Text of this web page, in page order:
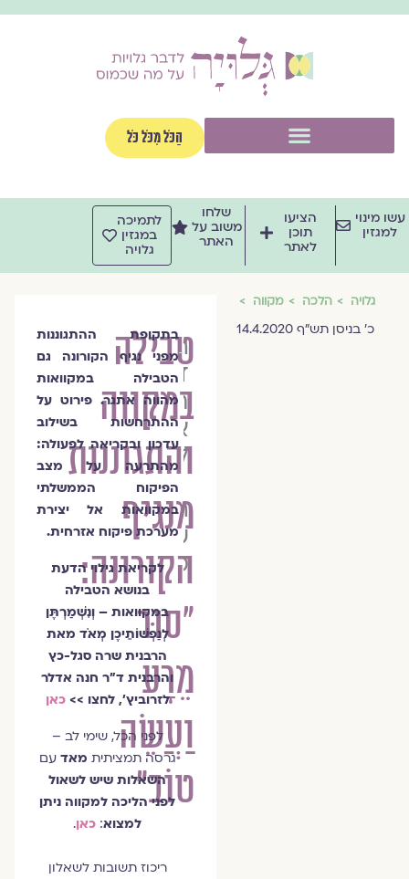
הַכֹּל מִכֹּל כֹּל
מינוי
למגזין
הציעו
תוכן
לאתר
שלחו
משוב על
האתר
לתמיכה
במגזין
גלויה
גלויה הלכה מקווה
כ' בניסן תש"ף 14.4.2020
טבילה
במקווה
והתגוננות
מנגיף
הקורונה:
"סוּר
מֵרָע
וַעֲשֵׂה
טוֹב"
הרבנית
ד״ר
חנה
אדלר
לזרוביץ׳
הרבנית
שרה
סגל־כץ
בתקופת ההתגוננות
מפני נגיף הקורונה גם
הטבילה במקוואות
מהווה אתגר. פירוט על
ההתרחשות בשילוב
עדכון ובקריאה לפעולה:
מהתרעה על מצב
הפיקוח הממשלתי
במקוואות אל יצירת
מערכת פיקוח אזרחית.
לקריאת גילוי הדעת
בנושא הטבילה
במקוואות – וְנִשְׁמַרְתֶּן
לְנַפְשׁוֹתֵיכֶן מְאֹד מאת
הרבנית שרה סגל-כץ
והרבנית ד"ר חנה אדלר
לזרוביץ', לחצו >>כאן
לפני הכל, שימי לב –
גרסה תמציתיתמאדעם
השאלות שיש לשאול
לפני הליכה למקווה ניתן
למצוא:כאן.
ריכוז תשובות לשאלון